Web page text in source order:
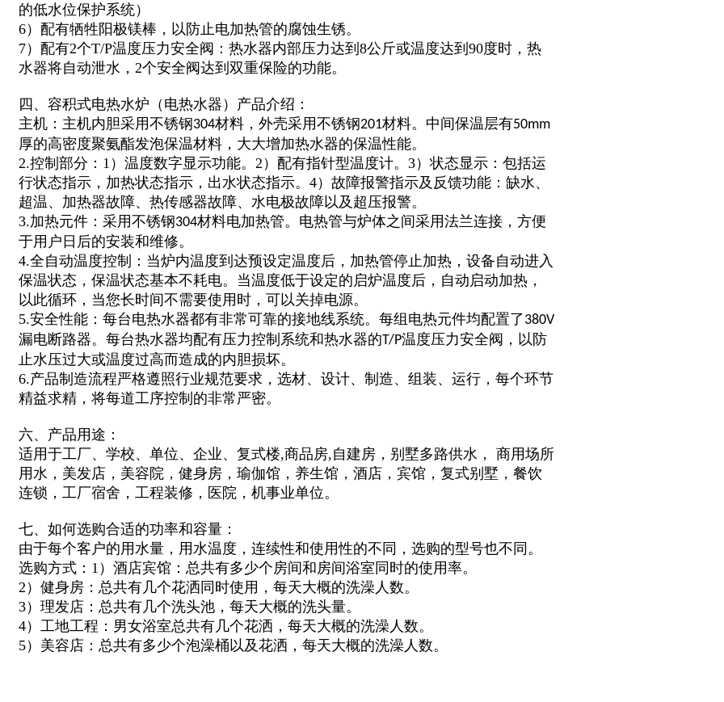
的低水位保护系统）
6）配有牺牲阳极镁棒，以防止电加热管的腐蚀生锈。
7）配有2个T/P温度压力安全阀：热水器内部压力达到8公斤或温度达到90度时，热
水器将自动泄水，2个安全阀达到双重保险的功能。
四、容积式电热水炉（电热水器）产品介绍：
主机：主机内胆采用不锈钢304材料，外壳采用不锈钢201材料。中间保温层有50mm
厚的高密度聚氨酯发泡保温材料，大大增加热水器的保温性能。
2.控制部分：1）温度数字显示功能。2）配有指针型温度计。3）状态显示：包括运
行状态指示，加热状态指示，出水状态指示。4）故障报警指示及反馈功能：缺水、
超温、加热器故障、热传感器故障、水电极故障以及超压报警。
3.加热元件：采用不锈钢304材料电加热管。电热管与炉体之间采用法兰连接，方便
于用户日后的安装和维修。
4.全自动温度控制：当炉内温度到达预设定温度后，加热管停止加热，设备自动进入
保温状态，保温状态基本不耗电。当温度低于设定的启炉温度后，自动启动加热，
以此循环，当您长时间不需要使用时，可以关掉电源。
5.安全性能：每台电热水器都有非常可靠的接地线系统。每组电热元件均配置了380V
漏电断路器。每台热水器均配有压力控制系统和热水器的T/P温度压力安全阀，以防
止水压过大或温度过高而造成的内胆损坏。
6.产品制造流程严格遵照行业规范要求，选材、设计、制造、组装、运行，每个环节
精益求精，将每道工序控制的非常严密。
六、产品用途：
适用于工厂、学校、单位、企业、 复式楼,商品房,自建房 ， 别墅多路供水 ， 商用场所
用水，美发店，美容院，健身房， 瑜伽馆， 养生馆，酒店，宾馆，复式别墅，餐饮
连锁，工厂宿舍，工程装修，医院，机事业单位。
七、如何选购合适的功率和容量：
由于每个客户的用水量，用水温度，连续性和使用性的不同，选购的型号也不同。
选购方式：1）酒店宾馆：总共有多少个房间和房间浴室同时的使用率。
2）健身房：总共有几个花洒同时使用，每天大概的洗澡人数。
3）理发店：总共有几个洗头池，每天大概的洗头量。
4）工地工程：男女浴室总共有几个花洒，每天大概的洗澡人数。
5）美容店：总共有多少个泡澡桶以及花洒，每天大概的洗澡人数。